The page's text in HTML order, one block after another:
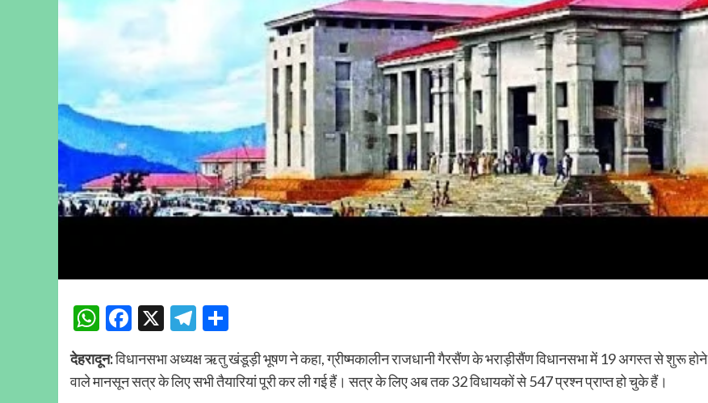
WhatsApp
Facebook
X Telegram
देहरादून:विधानसभा अध्यक्ष ऋतु खंडूड़ी भूषण ने कहा, ग्रीष्मकालीन राजधानी गैरसैंण के भराड़ीसैंण विधानसभा में 19 अगस्त से शुरू होने
वाले मानसून सत्र के लिए सभी तैयारियां पूरी कर ली गई हैं। सत्र के लिए अब तक 32 विधायकों से 547 प्रश्न प्राप्त हो चुके हैं।